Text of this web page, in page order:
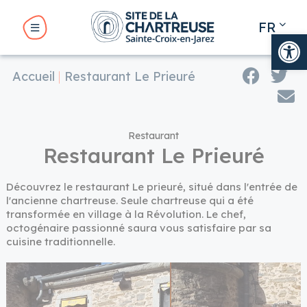
( LE SITE )
( VOTRE VISITE )
( VOTRE SÉJOUR )
( NOS RENDEZ-VOUS )
FR
Accueil Restaurant Le Prieuré
Restaurant
Restaurant Le Prieuré
Découvrez le restaurant Le prieuré, situé dans l'entrée de
l'ancienne chartreuse. Seule chartreuse qui a été
transformée en village à la Révolution. Le chef,
octogénaire passionné saura vous satisfaire par sa
cuisine traditionnelle.
Panneau de gestion des cookies